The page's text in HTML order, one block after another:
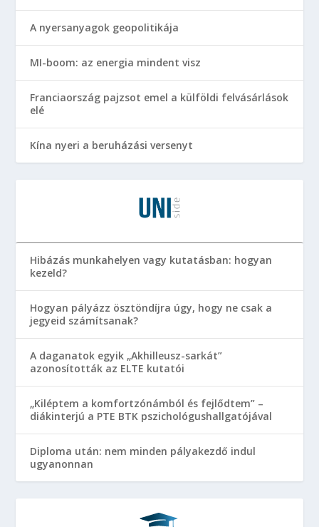
A nyersanyagok geopolitikája
MI-boom: az energia mindent visz
Franciaország pajzsot emel a külföldi felvásárlások
elé
Kína nyeri a beruházási versenyt
Hibázás munkahelyen vagy kutatásban: hogyan
kezeld?
Hogyan pályázz ösztöndíjra úgy, hogy ne csak a
jegyeid számítsanak?
A daganatok egyik „Akhilleusz-sarkát”
azonosították az ELTE kutatói
„Kiléptem a komfortzónámból és fejlődtem” –
diákinterjú a PTE BTK pszichológushallgatójával
Diploma után: nem minden pályakezdő indul
ugyanonnan